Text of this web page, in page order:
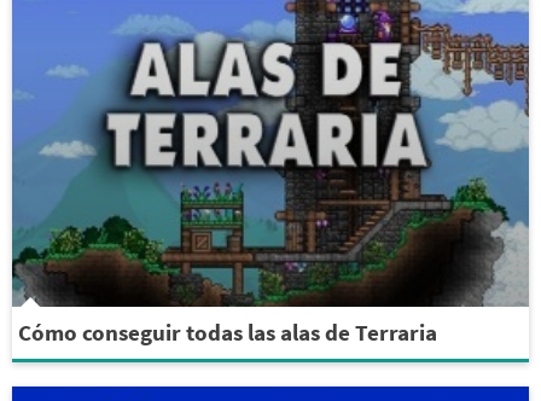
Cómo conseguir todas las alas de Terraria